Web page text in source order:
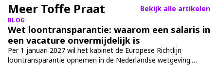
Meer Toffe Praat Bekijk alle artikelen
BLOG
Wet loontransparantie: waarom een salaris in
een vacature onvermijdelijk is
Per 1 januari 2027 wil het kabinet de Europese Richtlijn
loontransparantie opnemen in de Nederlandse wetgeving.